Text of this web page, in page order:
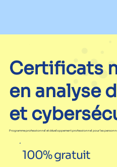
Certificats
en analyse
et
Programme professionnel et développement professionnel pour les
100% gratuit